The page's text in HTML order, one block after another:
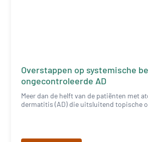
Overstappen op systemische
ongecontroleerde AD
Meer dan de helft van de patiënten met
dermatitis (AD) die uitsluitend topische